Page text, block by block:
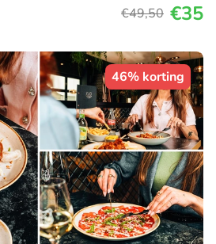
€49,50 €35
46% korting